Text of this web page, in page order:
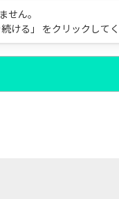
せん。
ける」 をクリックしてく